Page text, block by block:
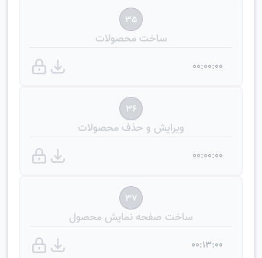
35
ساخت محصولات
00:00:00
36
ویرایش و حذف محصولات
00:00:00
37
ساخت صفحه نمایش محصول
00:13:00